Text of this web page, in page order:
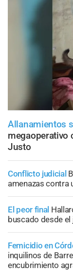
Allanamientos
megaoperativo
Justo
Conflicto judicial
amenazas contra
El peor final
buscado desde el
Femicidio en
inquilinos de
encubrimiento